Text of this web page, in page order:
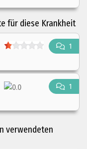
für diese Krankheit
1
1
verwendeten